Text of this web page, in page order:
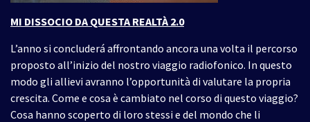
MI DISSOCIO DA QUESTA REALTÀ 2.0
L’anno si concluderá affrontando ancora una volta il percorso
proposto all’inizio del nostro viaggio radiofonico. In questo
modo gli allievi avranno l’opportunità di valutare la propria
crescita. Come e cosa è cambiato nel corso di questo viaggio?
Cosa hanno scoperto di loro stessi e del mondo che li